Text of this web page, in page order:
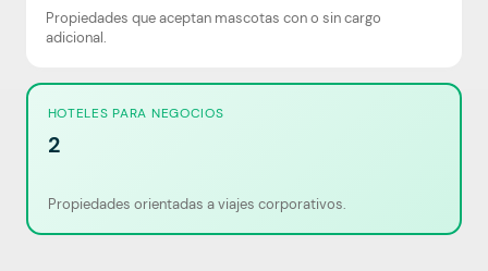
Propiedades que aceptan mascotas con o sin cargo
adicional.
HOTELES PARA NEGOCIOS
2
Propiedades orientadas a viajes corporativos.